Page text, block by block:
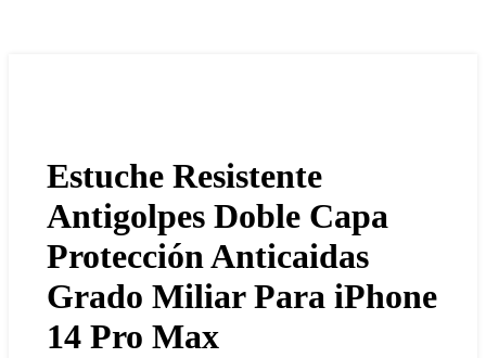
Estuche Resistente
Antigolpes Doble Capa
Protección Anticaidas
Grado Miliar Para iPhone
14 Pro Max